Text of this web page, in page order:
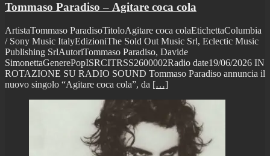
Tommaso Paradiso – Agitare coca cola
ArtistaTommaso ParadisoTitoloAgitare coca colaEtichettaColumbia
/ Sony Music ItalyEdizioniThe Sold Out Music Srl, Eclectic Music
Publishing SrlAutoriTommaso Paradiso, Davide
SimonettaGenerePopISRCITRSS2600002Radio date19/06/2026 IN
ROTAZIONE SU RADIO SOUND Tommaso Paradiso annuncia il
nuovo singolo “Agitare coca cola”, da […]